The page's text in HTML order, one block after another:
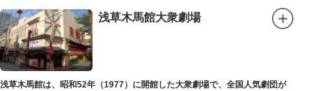
浅草木馬館大衆劇場
浅草木馬館は、昭和52年（1977）に開館した大衆劇場で、全国人気劇団が